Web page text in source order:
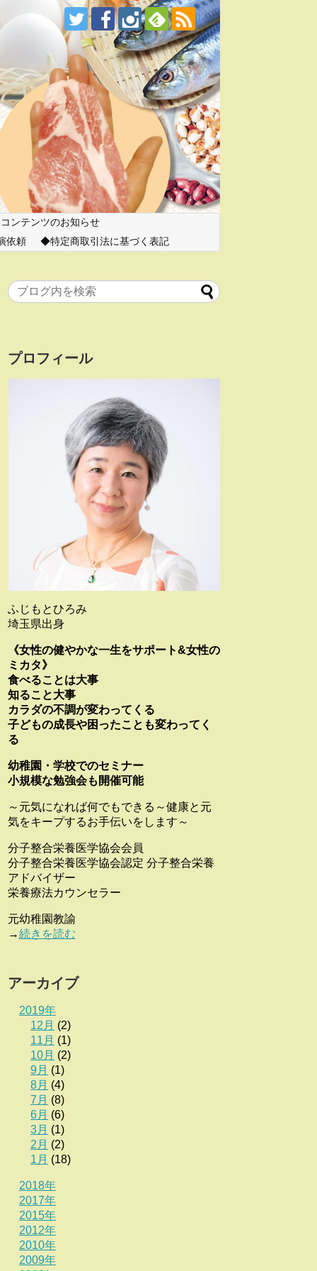
ンテンツのお知らせ
依頼
特定商取引法に基づく表記
プロフィール
ふじもとひろみ
埼玉県出身
《女性の健やかな一生をサポート&女性の
ミカタ》
食べることは大事
知ること大事
カラダの不調が変わってくる
子どもの成長や困ったことも変わってく
る
幼稚園・学校でのセミナー
小規模な勉強会も開催可能
～元気になれば何でもできる～健康と元
気をキープするお手伝いをします～
分子整合栄養医学協会会員
分子整合栄養医学協会認定 分子整合栄養
アドバイザー
栄養療法カウンセラー
元幼稚園教諭
→続きを読む
アーカイブ
2019年
12月 (2)
11月 (1)
10月 (2)
9月 (1)
8月 (4)
7月 (8)
6月 (6)
3月 (1)
2月 (2)
1月 (18)
2018年
2017年
2015年
2012年
2010年
2009年